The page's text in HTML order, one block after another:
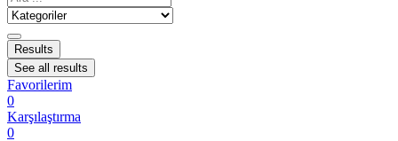
Results
See all results
Favorilerim
0
Karşılaştırma
0